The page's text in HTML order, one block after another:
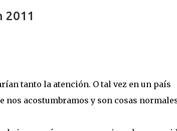
2011
tanto la atención. O tal vez en un país
acostumbramos y son cosas